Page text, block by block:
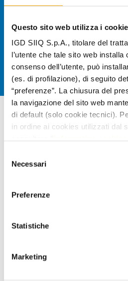
Questo sito web utilizza i cookie
IGD SIIQ S.p.A., titolare del
l’utente che tale sito web
consenso dell’utente, può
(es. di profilazione), di seguito
“preferenze”. La chiusura del
la navigazione del sito web
di default (solo cookie tecnici).
in ordine ai cookies utilizzati dal
mediante il link “rivedi le tue
delNecessari
Preferenze
Statistiche
Marketing